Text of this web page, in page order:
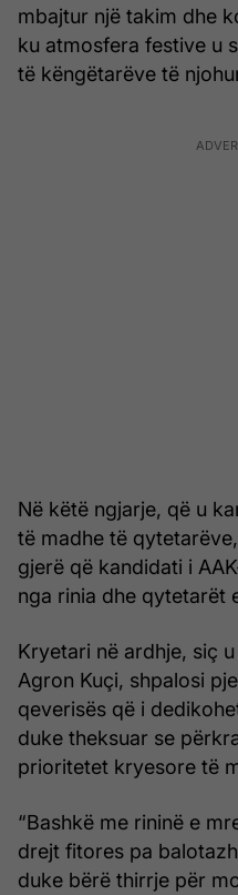
mbajtur një takim dhe
ku atmosfera festive u
të këngëtarëve të
Në këtë ngjarje, që u
të madhe të
gjerë që kandidati i
nga rinia dhe qytetarët
Kryetari në ardhje, siç
Agron Kuçi, shpalosi
qeverisës që i
duke theksuar se
prioritetet kryesore të
“Bashkë me rininë e
drejt fitores pa
duke bërë thirrje për